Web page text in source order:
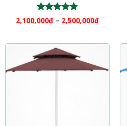
Được xếp
hạng
5.00
2,100,000₫ – 2,500,000₫